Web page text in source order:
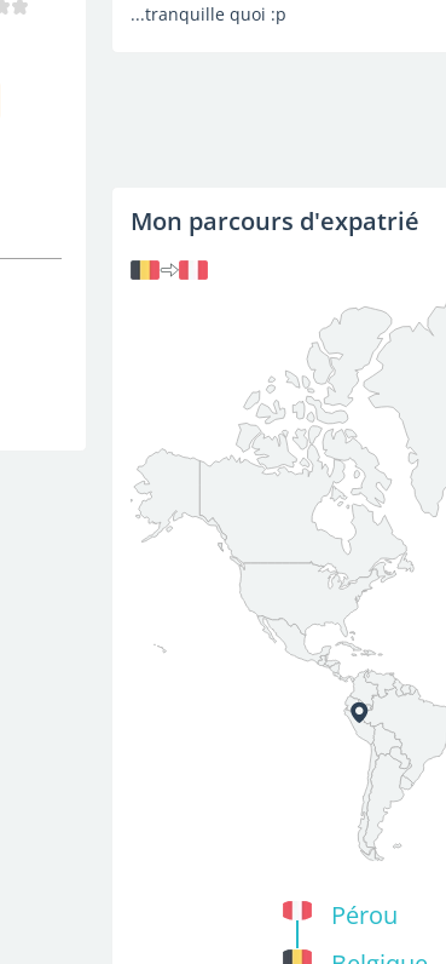
...tranquille quoi :p
Mon parcours d'expatrié
Pérou